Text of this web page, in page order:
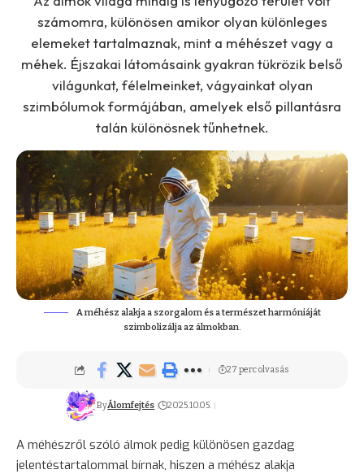
számomra, különösen amikor olyan különleges
elemeket tartalmaznak, mint a méhészet vagy a
méhek. Éjszakai látomásaink gyakran tükrözik belső
világunkat, félelmeinket, vágyainkat olyan
szimbólumok formájában, amelyek első pillantásra
talán különösnek tűnhetnek.
A méhész alakja a szorgalom és a természet harmóniáját
szimbolizálja az álmokban.
ByÁlomfejtés 2025.10.05.
27 perc olvasás
A méhészről szóló álmok pedig különösen gazdag
jelentéstartalommal bírnak, hiszen a méhész alakja